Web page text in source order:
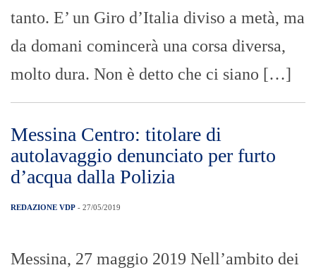
tanto. E’ un Giro d’Italia diviso a metà, ma
da domani comincerà una corsa diversa,
molto dura. Non è detto che ci siano […]
Messina Centro: titolare di
autolavaggio denunciato per furto
d’acqua dalla Polizia
REDAZIONE VDP - 27/05/2019
Messina, 27 maggio 2019 Nell’ambito dei